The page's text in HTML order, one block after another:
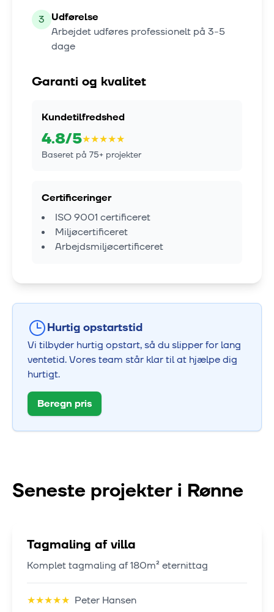
3 Udførelse
Arbejdet udføres professionelt på 3-5
dage
Garanti og kvalitet
Kundetilfredshed
4.8/5★★★★★
Baseret på 75+ projekter
Certificeringer
ISO 9001 certificeret
Miljøcertificeret
Arbejdsmiljøcertificeret
Hurtig opstartstid
Vi tilbyder hurtig opstart, så du slipper for lang
ventetid. Vores team står klar til at hjælpe dig
hurtigt.
Beregn pris
Seneste projekter i Rønne
Tagmaling af villa
Komplet tagmaling af 180m² eternittag
★★★★★ Peter Hansen